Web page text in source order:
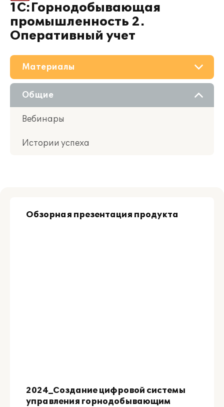
1С:Горнодобывающая
промышленность 2.
Оперативный учет
О решении
Приобретение
Поддержка
Материалы
Общие
Вебинары
Истории успеха
Обзорная презентация продукта
2024_Создание цифровой системы
управления горнодобывающим